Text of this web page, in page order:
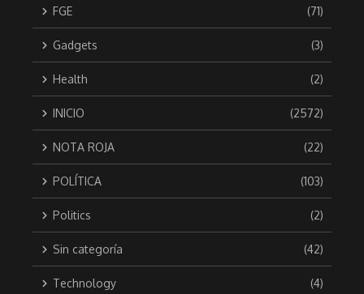
FGE (71)
Gadgets (3)
Health (2)
INICIO (2572)
NOTA ROJA (22)
POLÍTICA (103)
Politics (2)
Sin categoría (42)
Technology (4)